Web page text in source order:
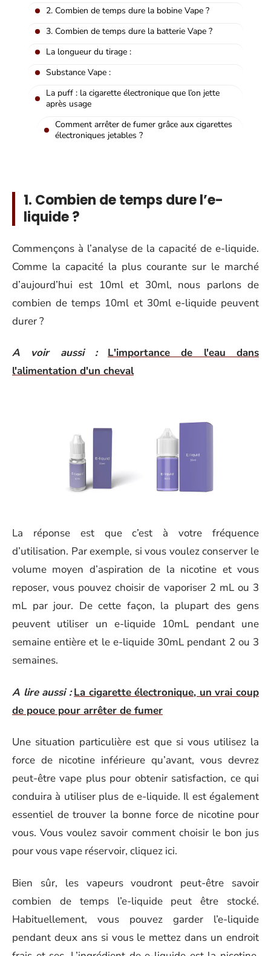
2. Combien de temps dure la bobine Vape ?
3. Combien de temps dure la batterie Vape ?
La longueur du tirage :
Substance Vape :
La puff : la cigarette électronique que l’on jette
après usage
Comment arrêter de fumer grâce aux cigarettes
électroniques jetables ?
1. Combien de temps dure l’e-
liquide ?
Commençons à l’analyse de la capacité de e-liquide.
Comme la capacité la plus courante sur le marché
d’aujourd’hui est 10ml et 30ml, nous parlons de
combien de temps 10ml et 30ml e-liquide peuvent
durer ?
A voir aussi :
L'importance de l'eau dans
l'alimentation d'un cheval
La réponse est que c’est à votre fréquence
d’utilisation. Par exemple, si vous voulez conserver le
volume moyen d’aspiration de la nicotine et vous
reposer, vous pouvez choisir de vaporiser 2 mL ou 3
mL par jour. De cette façon, la plupart des gens
peuvent utiliser un e-liquide 10mL pendant une
semaine entière et le e-liquide 30mL pendant 2 ou 3
semaines.
A lire aussi : La cigarette électronique, un vrai coup
de pouce pour arrêter de fumer
Une situation particulière est que si vous utilisez la
force de nicotine inférieure qu’avant, vous devrez
peut-être vape plus pour obtenir satisfaction, ce qui
conduira à utiliser plus de e-liquide. Il est également
essentiel de trouver la bonne force de nicotine pour
vous. Vous voulez savoir comment choisir le bon jus
pour vous vape réservoir, cliquez ici.
Bien sûr, les vapeurs voudront peut-être savoir
combien de temps l’e-liquide peut être stocké.
Habituellement, vous pouvez garder l’e-liquide
pendant deux ans si vous le mettez dans un endroit